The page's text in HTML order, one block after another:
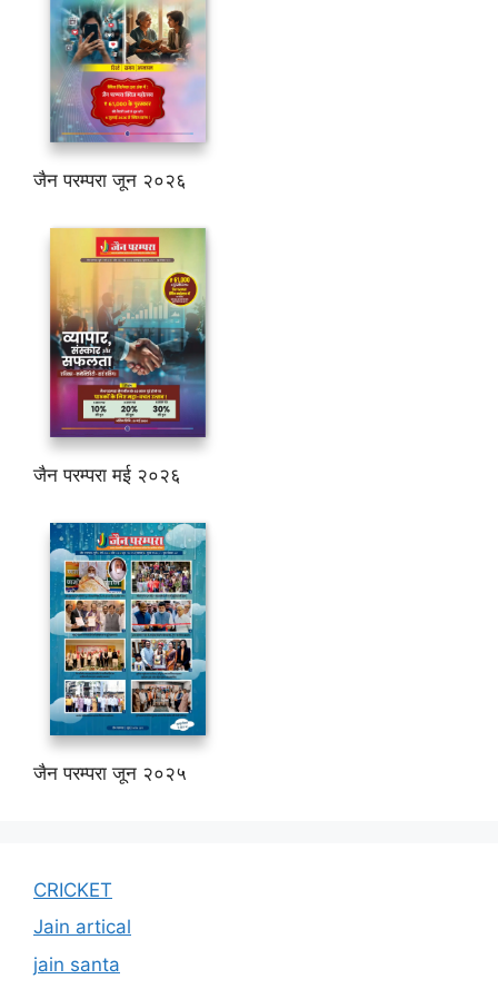
जैन परम्परा जून २०२६
जैन परम्परा मई २०२६
जैन परम्परा जून २०२५
CRICKET
Jain artical
jain santa